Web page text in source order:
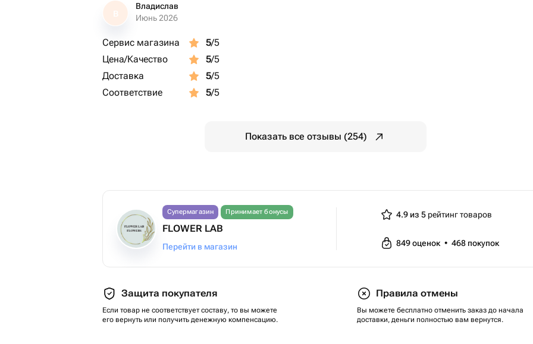
В
Владислав
Июнь 2026
Сервис магазина 5/5
Цена/Качество
5/5
Доставка
5/5
Соответствие
5/5
Показать все отзывы (254)
Супермагазин Принимает бонусы
FLOWER LAB
Перейти в магазин
4.9 из 5рейтинг товаров
849оценок • 468 покупок
Защита покупателя
Если товар не соответствует составу, то вы можете
его вернуть или получить денежную компенсацию.
Правила отмены
Вы можете бесплатно отменить заказ до начала
доставки, деньги полностью вам вернутся.